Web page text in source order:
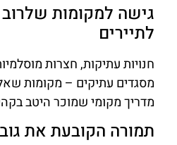
גישה למקומות
לתיירים
חנויות עתיקות, חצרות
מסגדים עתיקים – מקומות
מדריך מקומי שמוכר היטב
תמורה הקובעת את